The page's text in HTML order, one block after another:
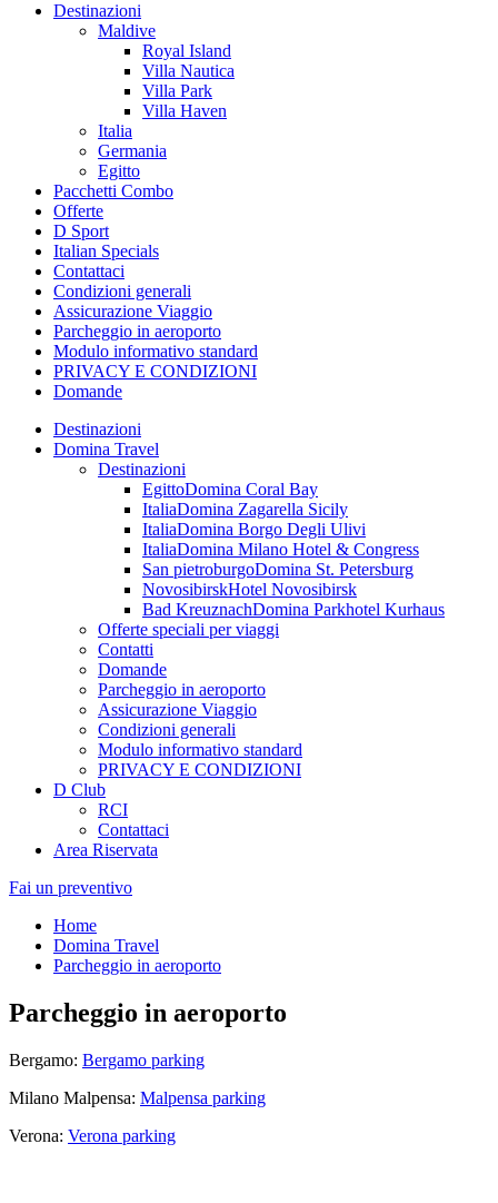
Destinazioni
Maldive
Royal Island
Villa Nautica
Villa Park
Villa Haven
Italia
Germania
Egitto
Pacchetti Combo
Offerte
D Sport
Italian Specials
Contattaci
Condizioni generali
Assicurazione Viaggio
Parcheggio in aeroporto
Modulo informativo standard
PRIVACY E CONDIZIONI
Domande
Destinazioni
Domina Travel
Destinazioni
EgittoDomina Coral Bay
ItaliaDomina Zagarella Sicily
ItaliaDomina Borgo Degli Ulivi
ItaliaDomina Milano Hotel & Congress
San pietroburgoDomina St. Petersburg
NovosibirskHotel Novosibirsk
Bad KreuznachDomina Parkhotel Kurhaus
Offerte speciali per viaggi
Contatti
Domande
Parcheggio in aeroporto
Assicurazione Viaggio
Condizioni generali
Modulo informativo standard
PRIVACY E CONDIZIONI
D Club
RCI
Contattaci
Area Riservata
Fai un preventivo
Home
Domina Travel
Parcheggio in aeroporto
Parcheggio in aeroporto
Bergamo: Bergamo parking
Milano Malpensa: Malpensa parking
Verona: Verona parking